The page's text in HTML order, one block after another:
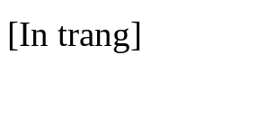
[In trang]